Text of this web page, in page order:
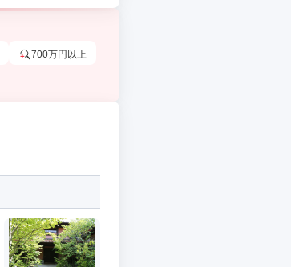
700万円以上